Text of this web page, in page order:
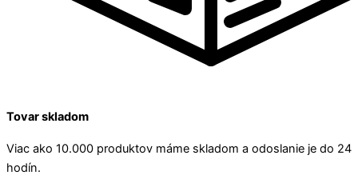
Tovar skladom
Viac ako 10.000 produktov máme skladom a odoslanie je do 24
hodín.